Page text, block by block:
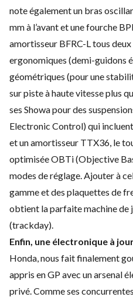
note également un bras
mm à l’avant et une fourche
amortisseur BFRC-L tous deux
ergonomiques (demi-guidons
géométriques (pour une
sur piste à haute vitesse plus
ses Showa pour des
Electronic Control) qui
et un amortisseur TTX36, le
optimisée OBTi (Objective
modes de réglage. Ajouter à
gamme et des plaquettes de
obtient la parfaite machine de
(trackday).
Enfin, une électronique à
Honda, nous fait finalement
appris en GP avec un arsenal
privé. Comme ses